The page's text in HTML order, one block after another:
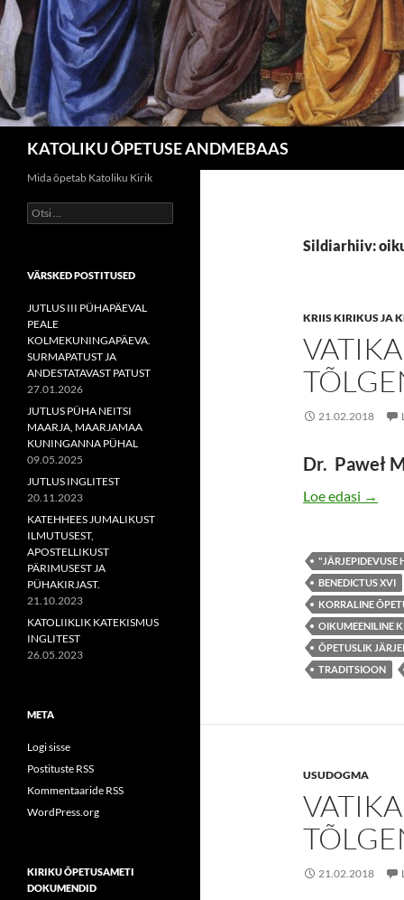
KATOLIKU ÕPETUSE ANDMEBAAS
Sildiarhiiv:
KRIIS KIRIKUS JA
21.02.2018
Dr. Paweł
Loe edasi →
"JÄRJEPIDEVUSE
BENEDICTUS XVI
KORRALINE
OIKUMEENILINE
ÕPETUSLIK
TRADITSIOON
USUDOGMA
21.02.2018
Mida õpetab Katoliku Kirik
Otsi:
VÄRSKED POSTITUSED
JUTLUS III PÜHAPÄEVAL
PEALE
KOLMEKUNINGAPÄEVA.
SURMAPATUST JA
ANDESTATAVAST PATUST
27.01.2026
JUTLUS PÜHA NEITSI
MAARJA, MAARJAMAA
KUNINGANNA PÜHAL
09.05.2025
JUTLUS INGLITEST
20.11.2023
KATEHHEES JUMALIKUST
ILMUTUSEST,
APOSTELLIKUST
PÄRIMUSEST JA
PÜHAKIRJAST.
21.10.2023
KATOLIIKLIK KATEKISMUS
INGLITEST
26.05.2023
META
Logi sisse
Postituste RSS
Kommentaaride RSS
WordPress.org
KIRIKU ÕPETUSAMETI
DOKUMENDID